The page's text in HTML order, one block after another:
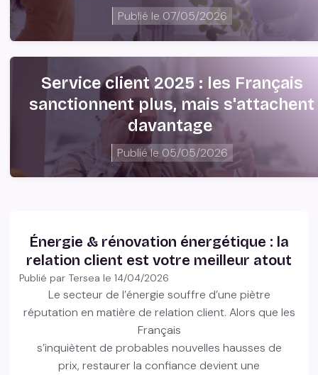
Publié le 07/05/2026
Service client 2025 : les Français
sanctionnent plus, mais s'attachent
davantage
Publié le 05/05/2026
Énergie & rénovation énergétique : la
relation client est votre meilleur atout
Publié par Tersea le14/04/2026
Le secteur de l’énergie souffre d’une piètre
réputation en matière de relation client. Alors que les
Français
s’inquiètent de probables nouvelles hausses de
prix, restaurer la confiance devient une